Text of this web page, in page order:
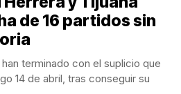
de 16 partidos sin
terminado con el suplicio que
14 de abril, tras conseguir su